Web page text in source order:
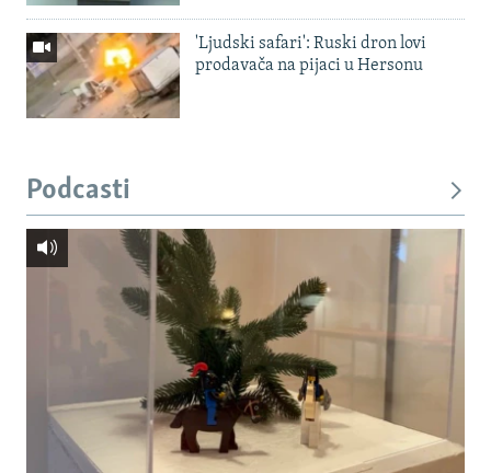
'Ljudski safari': Ruski dron lovi
prodavača na pijaci u Hersonu
Podcasti